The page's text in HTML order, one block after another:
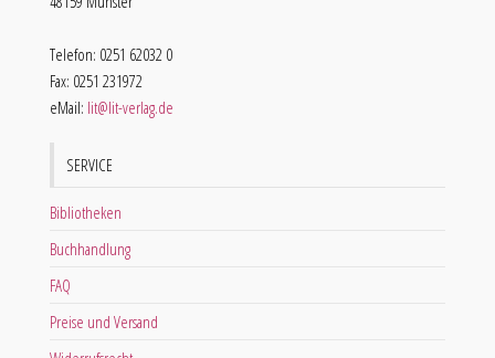
Telefon: 0251 62032 0
Fax: 0251 231972
eMail: lit@lit-verlag.de
SERVICE
Bibliotheken
Buchhandlung
FAQ
Preise und Versand